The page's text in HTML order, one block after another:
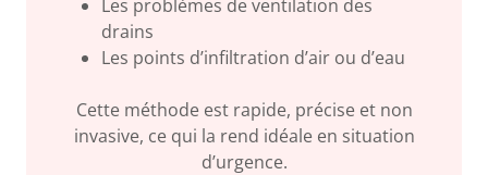
Les problèmes de ventilation des
drains
Les points d’infiltration d’air ou d’eau
Cette méthode est rapide, précise et non
invasive, ce qui la rend idéale en situation
d’urgence.